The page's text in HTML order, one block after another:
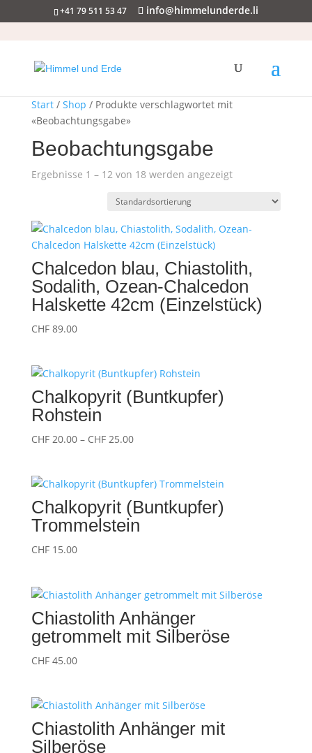
+41 79 511 53 47 info@himmelunderde.li
Start/ Shop / Produkte verschlagwortet mit
«Beobachtungsgabe»
Beobachtungsgabe
Ergebnisse 1 – 12 von 18 werden angezeigt
Chalcedon blau, Chiastolith,
Sodalith, Ozean-Chalcedon
Halskette 42cm (Einzelstück)
CHF89.00
Chalkopyrit (Buntkupfer)
Rohstein
CHF20.00 – CHF25.00Preisspanne:
CHF 25.00
Chalkopyrit (Buntkupfer)
Trommelstein
CHF15.00
Chiastolith Anhänger
getrommelt mit Silberöse
CHF45.00
Chiastolith Anhänger mit
Silberöse